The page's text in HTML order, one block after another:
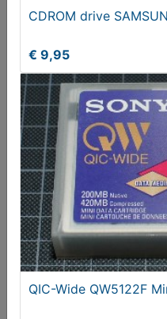
Creative Microfoons
€ 9,95
CDROM drive
€ 9,95
QIC-Wide QW5122F